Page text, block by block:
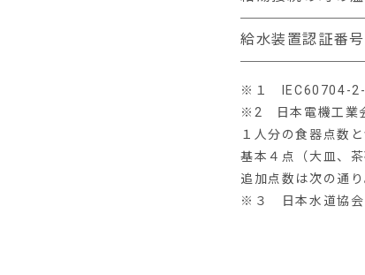
給水装置認証番
※１ IEC60704-2-
※2 日本電機工業会
１人分の食器点数
基本４点（大皿、
追加点数は次の通
※３ 日本水道協会